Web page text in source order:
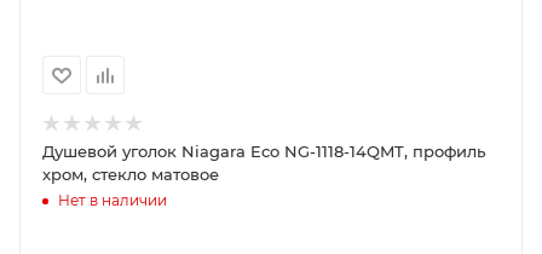
Душевой уголок Niagara Eco NG-1118-14QMT, профиль
хром, стекло матовое
Нет в наличии